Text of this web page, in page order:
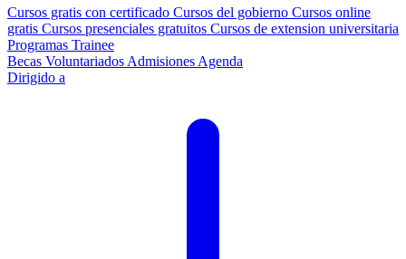
Cursos gratis con certificado Cursos del gobierno Cursos online
gratis Cursos presenciales gratuitos Cursos de extension universitaria
Programas Trainee
Becas Voluntariados Admisiones Agenda
Dirigido a